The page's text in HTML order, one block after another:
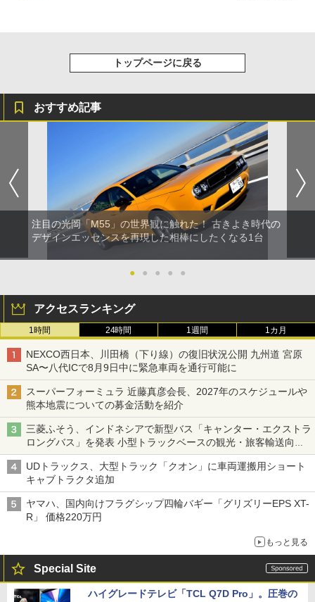
トップページに戻る
おすすめ記事
注目の光岡「M55」の世界観に触れた！ 古きよき時代の
デザインエッセンスを再現した相棒にしたくなる1台
● ● ● ● ●
アクセスランキング
1時間 24時間 1週間 1カ月
NEXCO西日本、川田橋（下り線）の復旧状況公開 九州道 宮原
SA〜八代ICで8月9日中に緊急車両を通行可能に
スーパーフォーミュラ 近藤真彦会長、2027年のスケジュールや
熊本地震についての募金活動を紹介
三菱ふそう、インドネシアで新型バス「キャンター・エクストラ
ロングバス」を発表 小型トラックベースの観光・旅客輸送向け
バス
UDトラックス、大型トラック「クオン」に車両運搬用ショート
キャブトラクタ追加
ヤマハ、国内向けフラグシップ四輪バギー「グリズリーEPS XT-
R」 価格220万円
もっと見る
Special Site
ハイグレードテレビ「TCL Q7D Pro」。圧巻の